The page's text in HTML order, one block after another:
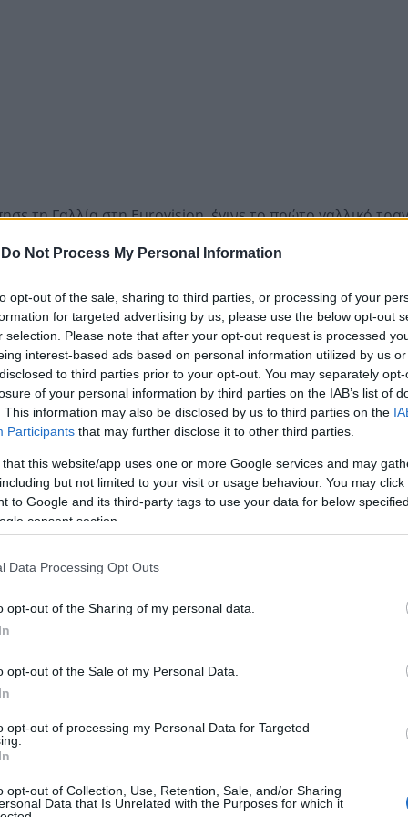
Do Not Process My Personal Information
opt-out of the sale, sharing to third parties, or processing of your
for targeted advertising by us, please use the below opt-out
selection. Please note that after your opt-out request is processed
interest-based ads based on personal information utilized by us
to third parties prior to your opt-out. You may separately
of your personal information by third parties on the IAB’s list of
This information may also be disclosed by us to third parties on the
Participants that may further disclose it to other third parties.
that this website/app uses one or more Google services and may
but not limited to your visit or usage behaviour. You may
to Google and its third-party tags to use your data for below
consent section.
Data Processing Opt Outs
opt-out of the Sharing of my personal data.
opt-out of the Sale of my Personal Data.
opt-out of processing my Personal Data for Targeted
opt-out of Collection, Use, Retention, Sale, and/or Sharing
Data that Is Unrelated with the Purposes for which it
τη Γαλλία στη Eurovision, έγινε το πρώτο γαλλικό
τραγουδιστή απέσπασαν διθυραμβικά σχόλια από
μεγάλο νικητή.
κόσμο με ένα βίντεο που ανέβασε στον λογαριασμό
αυτό το βίντεο γιατί νιώθω πραγματικά συγκινημένος.
ιστορικό ρεκόρ με το Mon Amour. Έγινε το γαλλικό
μέσα σε 24 ώρες. Ήταν περισσότερα από